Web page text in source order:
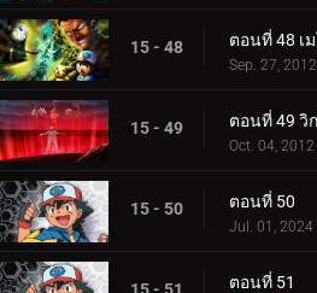
15 - 48
Sep. 27, 2012
15 - 49
Oct. 04, 2012
15 - 50 ตอนที่ 50
Jul. 01, 2024
ตอนที่ 51